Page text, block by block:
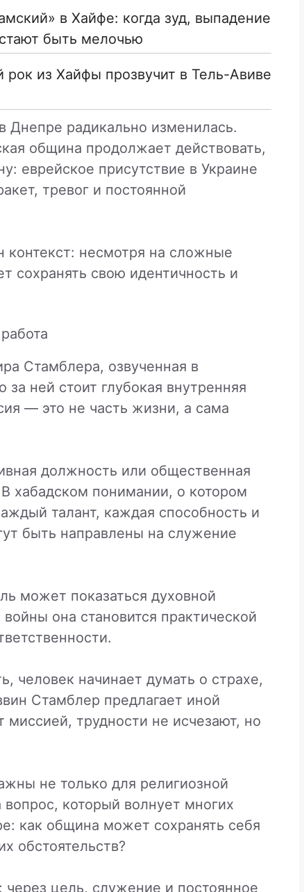
в Хайфе: когда зуд, выпадение
быть мелочью
рок из Хайфы прозвучит в Тель-Авиве
Днепре радикально изменилась.
община продолжает действовать,
еврейское присутствие в Украине
тревог и постоянной
контекст: несмотря на сложные
сохранять свою идентичность и
Стамблера, озвученная в
за ней стоит глубокая внутренняя
— это не часть жизни, а сама
должность или общественная
хабадском понимании, о котором
талант, каждая способность и
быть направлены на служение
может показаться духовной
она становится практической
человек начинает думать о страхе,
Стамблер предлагает иной
трудности не исчезают, но
не только для религиозной
который волнует многих
как община может сохранять себя
обстоятельств?
через цель, служение и постоянное